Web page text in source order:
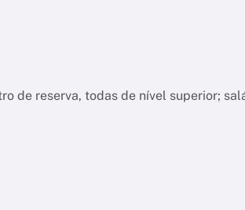
de reserva, todas de nível superior;